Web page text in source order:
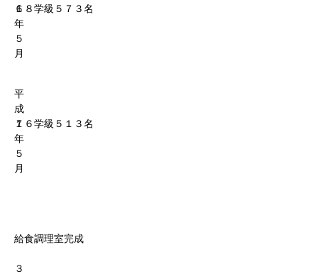
６
年
５
月
１８学級５７３名
平
成
７
年
５
月
１６学級５１３名
３
給食調理室完成